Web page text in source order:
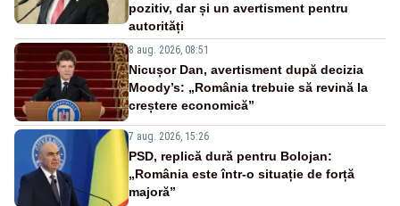
pozitiv, dar și un avertisment pentru
autorități
8 aug. 2026, 08:51
Nicușor Dan, avertisment după decizia
Moody’s: „România trebuie să revină la
creștere economică”
7 aug. 2026, 15:26
PSD, replică dură pentru Bolojan:
„România este într-o situație de forță
majoră”